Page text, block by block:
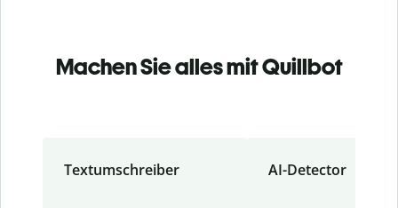
Machen Sie alles mit Quillbot
Textumschreiber AI-Detector